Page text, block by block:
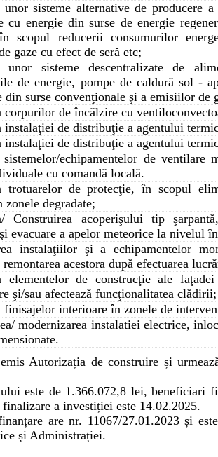
unor sisteme alternative de producere
cu energie din surse de energie
scopul reducerii consumurilor
gaze cu efect de seră etc;
unor sisteme descentralizate de
de energie, pompe de caldură sol -
din surse convenţionale şi a emisiilor de
corpurilor de încălzire cu
instalaţiei de distribuţie a agentului
instalaţiei de distribuţie a agentului
sistemelor/echipamentelor de ventilare
cu comandă locală.
trotuarelor de protecţie, în scopul
degradate;
Construirea acoperişului tip
evacuare a apelor meteorice la nivelul
instalaţiilor şi a echipamentelor
acestora după efectuarea
elementelor de construcţie ale
şi/sau afectează funcţionalitatea clădirii;
finisajelor interioare în zonele de
modernizarea instalatiei electrice,
Autorizația de construire și
este de 1.366.072,8 lei, beneficiari
a investiției este 14.02.2025.
are nr. 11067/27.01.2023 și
și Administrației.